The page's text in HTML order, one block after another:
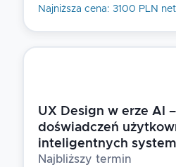
Najniższa cena: 3100 PLN
UX Design w erze AI
doświadczeń
inteligentnych
Najbliższy termin